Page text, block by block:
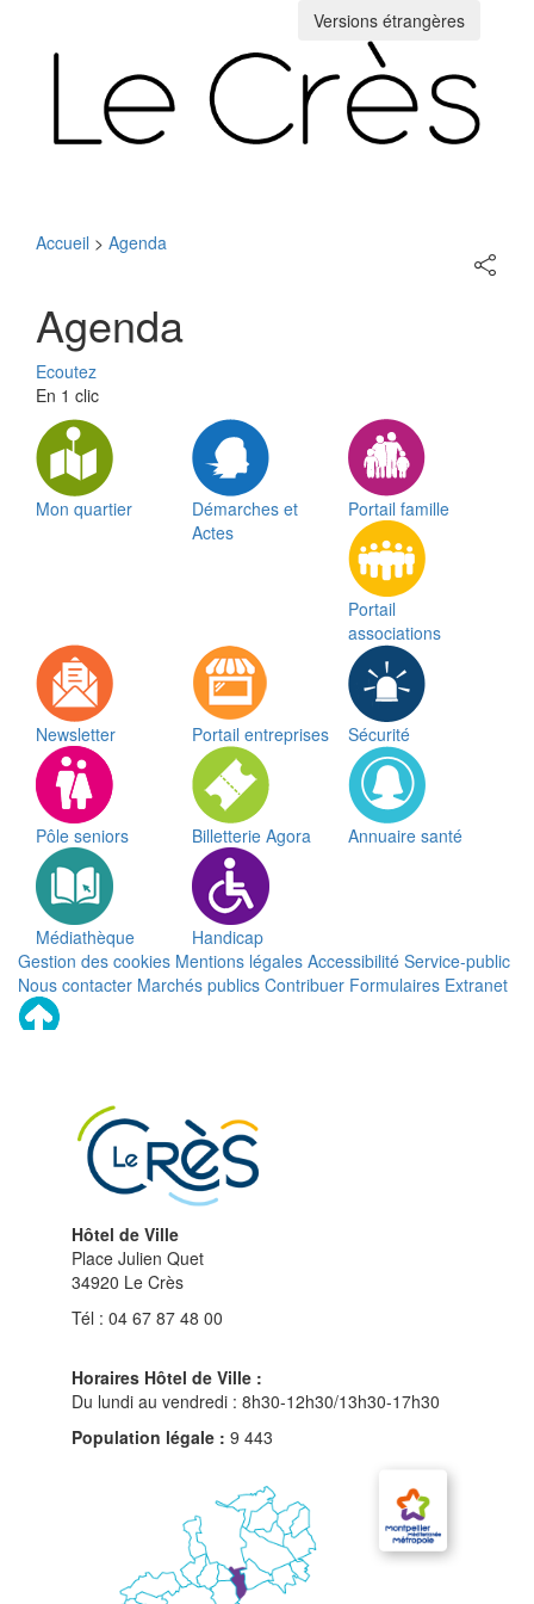
Versions étrangères
Accueil > Agenda
sur
Agenda
Ecoutez
En 1 clic
Mon quartier
Démarches et
Actes
Portail famille
Portail
associations
Newsletter Portail entreprises Sécurité
Pôle seniors Billetterie Agora Annuaire santé
Médiathèque
Handicap
Gestion des cookies Mentions légales Accessibilité Service-public
Nous contacter Marchés publics Contribuer Formulaires Extranet
Remonter
Hôtel de Ville
Place Julien Quet
34920 Le Crès
Tél : 04 67 87 48 00
Horaires Hôtel de Ville :
Du lundi au vendredi : 8h30-12h30/13h30-17h30
Population légale : 9 443